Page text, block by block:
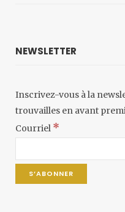
NEWSLETTER
Inscrivez-vous à la
trouvailles en avant
Courriel *